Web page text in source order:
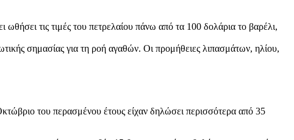
τις τιμές του πετρελαίου πάνω από τα 100 δολάρια το βαρέλι,
σημασίας για τη ροή αγαθών. Οι προμήθειες λιπασμάτων, ηλίου,
του περασμένου έτους είχαν δηλώσει περισσότερα από 35